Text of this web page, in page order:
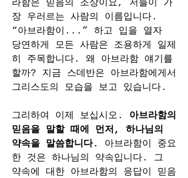
라함은 믿음의 조상이요, 저들이 가
장 우러르는 사람의 이름입니다.
“아브라함이...” 하고 입을 열자
당연하게 모든 사람은 조용하게 일제
히 주목합니다. 왜 아브라함 얘기를
할까? 지금 스데반은 아브라함에게서
그리스도의 모습을 보고 있습니다.
그리하여 이제 보십시오. 아브라함의
믿음을 말할 때에 먼저, 하나님의
약속을 말씀합니다. 아브라함이 중요
한 것은 하나님의 약속입니다. 그
약속에 대한 아브라함의 응답이 믿음